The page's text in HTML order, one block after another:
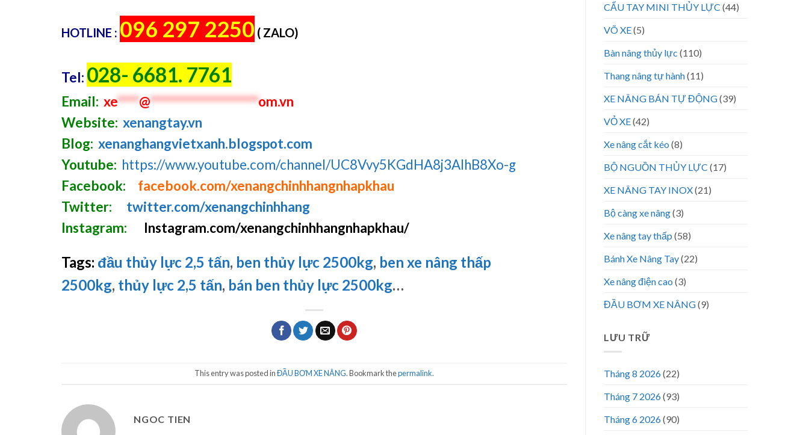
HOTLINE : 096 297 2250 ( ZALO)
Tel: 028- 6681. 7761
Email: xe****@********************om.vn
Website: xenangtay.vn
Blog: xenanghangvietxanh.blogspot.com
Youtube: https://www.youtube.com/channel/UC8Vvy5KGdHA8j3AIhB8Xo-g
Facebook:
facebook.com/xenangchinhhangnhapkhau
Twitter:
twitter.com/xenangchinhhang
Instagram:
Instagram.com/xenangchinhhangnhapkhau/
Tags: đầu thủy lực 2,5 tấn, ben thủy lực 2500kg, ben xe nâng thấp
2500kg, thủy lực 2,5 tấn, bán ben thủy lực 2500kg…
This entry was posted inĐẦU BƠM XE NÂNG. Bookmark thepermalink.
NGOC TIEN
CẨU TAY MINI THỦY LỰC (44)
VÕ XE(5)
Bàn nâng thủy lực (110)
Thang nâng tự hành(11)
XE NÂNG BÁN TỰ ĐỘNG(39)
VỎ XE(42)
Xe nâng cắt kéo (8)
BỘ NGUỒN THỦY LỰC (17)
XE NÂNG TAY INOX(21)
Bộ càng xe nâng(3)
Xe nâng tay thấp (58)
Bánh Xe Nâng Tay(22)
Xe nâng điện cao (3)
ĐẦU BƠM XE NÂNG(9)
LƯU TRỮ
Tháng 8 2026(22)
Tháng 7 2026(93)
Tháng 6 2026(90)